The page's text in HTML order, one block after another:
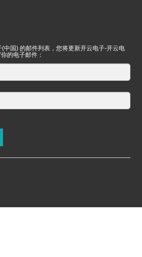
中国) 的邮件列表，您将更新开云电子-开云电
的电子邮件：